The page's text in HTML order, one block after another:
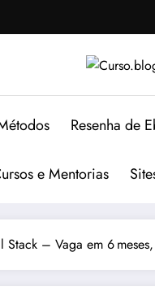
Resenha de
e Mentorias
Stack – Vaga em 6